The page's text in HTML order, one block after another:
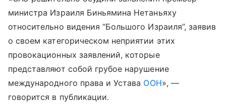
министра Израиля Биньямина Нетаньяху
относительно видения “Большого Израиля”, заявив
о своем категорическом неприятии этих
провокационных заявлений, которые
представляют собой грубое нарушение
международного права и Устава ООН», —
говорится в публикации.